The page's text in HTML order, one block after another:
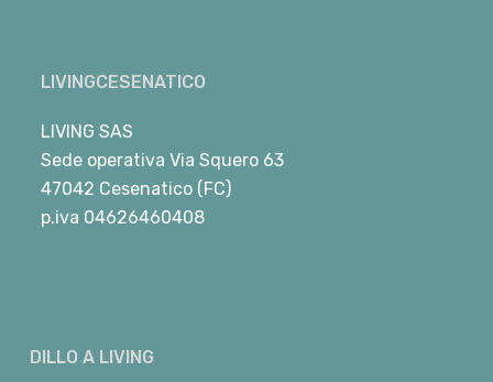
LIVINGCESENATICO
LIVING SAS
Sede operativa Via Squero 63
47042 Cesenatico (FC)
p.iva 04626460408
DILLO A LIVING